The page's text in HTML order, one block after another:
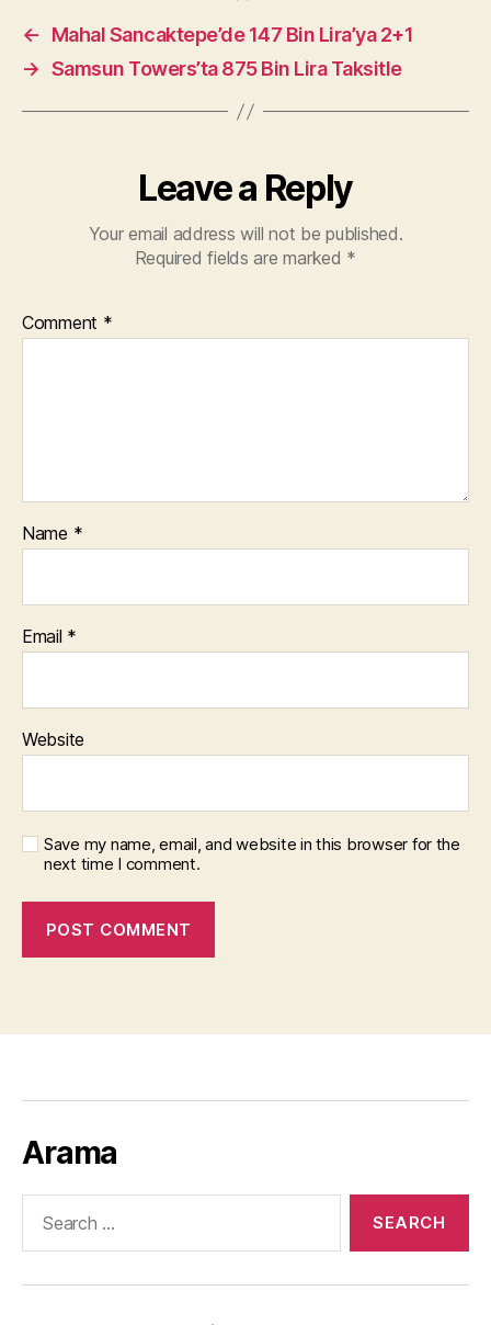
←
Mahal Sancaktepe’de 147 Bin Lira’ya 2+1
→ Samsun Towers’ta 875 Bin Lira Taksitle
Leave a Reply
Your email address will not be published.
Required fields are marked *
Comment *
Name *
Email *
Website
Save my name, email, and website in this browser for the
next time I comment.
Arama